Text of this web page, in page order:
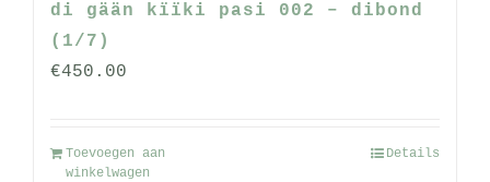
di gään kïïki pasi 002 – dibond
(1/7)
€450.00
Toevoegen aan
winkelwagen
Details